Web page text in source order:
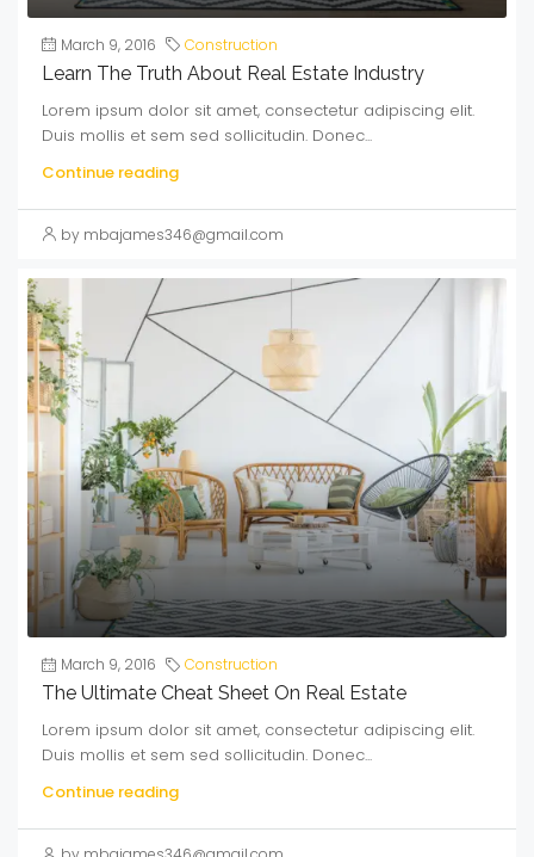
March 9, 2016 Construction
Learn The Truth About Real Estate Industry
Lorem ipsum dolor sit amet, consectetur adipiscing elit.
Duis mollis et sem sed sollicitudin. Donec...
Continue reading
by mbajames346@gmail.com
March 9, 2016 Construction
The Ultimate Cheat Sheet On Real Estate
Lorem ipsum dolor sit amet, consectetur adipiscing elit.
Duis mollis et sem sed sollicitudin. Donec...
Continue reading